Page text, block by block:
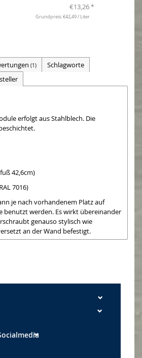
€13,26 *
Grundpreis: €42,49 / Liter
(1)
Schlagworte
erfolgt aus Stahlblech. Die
42,6cm)
7016)
je nach vorhandenem Platz auf
benutzt werden. Es wirkt übereinander
genauso stylisch wie
an der Wand befestigt.